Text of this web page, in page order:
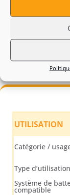
représente
nettoyer les
UTILISATION
Catégorie /
Type d’utilisation
Système de
compatible